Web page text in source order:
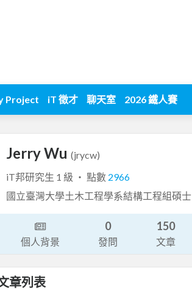
Project iT 徵才 聊天室 2026 鐵人賽
Jerry Wu (jrycw)
iT邦研究生 1 級 ‧ 點數 2966
國立臺灣大學土木工程學系結構工程組碩士
個人背景
0
發問
150
文章
章列表